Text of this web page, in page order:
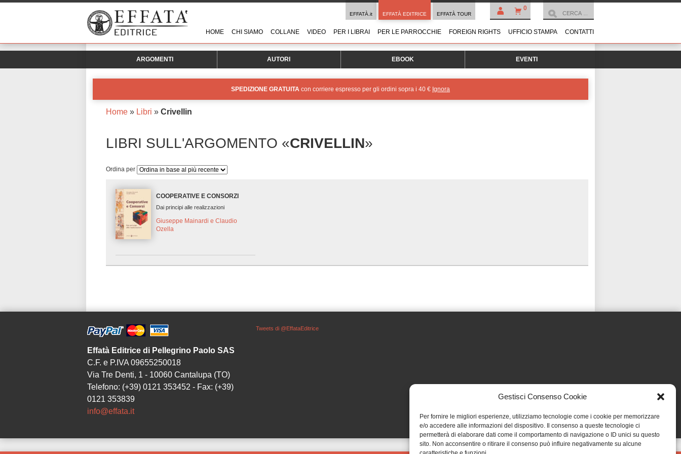
Gestisci Consenso Cookie
Per fornire le migliori esperienze, utilizziamo tecnologie come i cookie per memorizzare
e/o accedere alle informazioni del dispositivo. Il consenso a queste tecnologie ci
permetterà di elaborare dati come il comportamento di navigazione o ID unici su questo
sito. Non acconsentire o ritirare il consenso può influire negativamente su alcune
0
EFFATÀ.it EFFATÀ EDITRICE EFFATÀ TOUR
HOME CHI SIAMO COLLANE VIDEO PER I LIBRAI PER LE PARROCCHIE FOREIGN RIGHTS UFFICIO STAMPA CONTATTI
ARGOMENTI AUTORI EBOOK EVENTI
SPEDIZIONE GRATUITA con corriere espresso per gli ordini sopra i 40 € Ignora
Home » Libri » Crivellin
LIBRI SULL'ARGOMENTO «CRIVELLIN»
Ordina per
COOPERATIVE E CONSORZI
Dai principi alle realizzazioni
Giuseppe Mainardi e Claudio
Ozella
Effatà Editrice di Pellegrino Paolo SAS
C.F. e P.IVA 09655250018
Via Tre Denti, 1 - 10060 Cantalupa (TO)
Telefono: (+39) 0121 353452 - Fax: (+39)
0121 353839
info@effata.it
Tweets di @EffataEditrice